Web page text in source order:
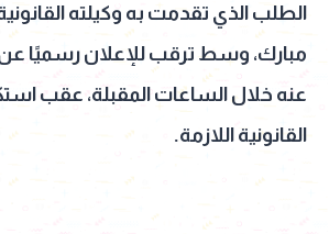
الطلب الذي تقدمت به وكيلته القانونية
مبارك، وسط ترقب للإعلان رسميًا عن
عنه خلال الساعات المقبلة، عقب
القانونية اللازمة.